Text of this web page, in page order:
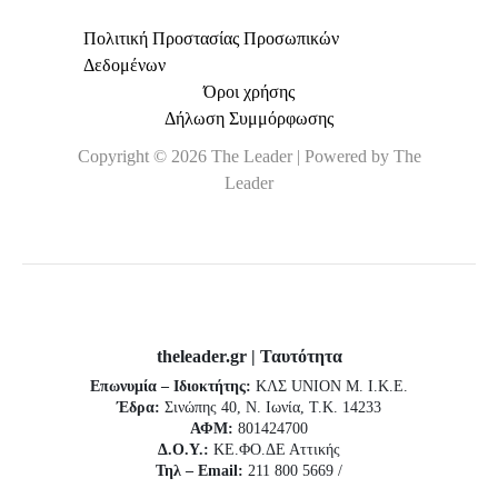
Πολιτική Προστασίας Προσωπικών
Δεδομένων
Όροι χρήσης
Δήλωση Συμμόρφωσης
Copyright © 2026 The Leader | Powered by The
Leader
theleader.gr | Ταυτότητα
Επωνυμία – Ιδιοκτήτης: ΚΛΣ UNION Μ. Ι.Κ.Ε.
Έδρα: Σινώπης 40, Ν. Ιωνία, Τ.Κ. 14233
ΑΦΜ: 801424700
Δ.Ο.Υ.: ΚΕ.ΦΟ.ΔΕ Αττικής
Τηλ – Email: 211 800 5669 /